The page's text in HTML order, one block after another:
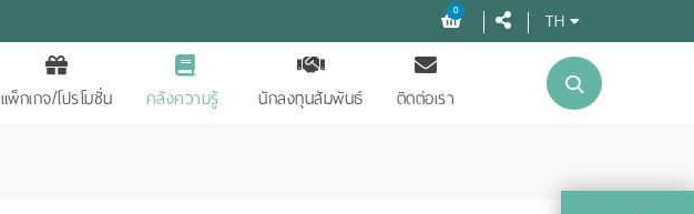
0 TH
แพ็กเกจ/โปรโมชั่น คลังความรู้ นักลงทุนสัมพันธ์ ติดต่อเรา